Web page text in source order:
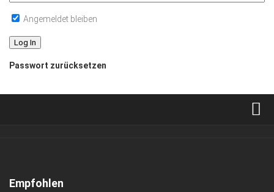
Angemeldet bleiben
Passwort zurücksetzen
Kontakt, Impressum
Empfohlen